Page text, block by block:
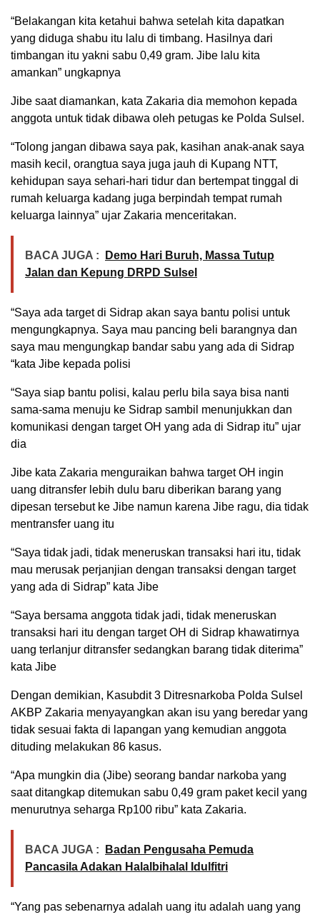
“Belakangan kita ketahui bahwa setelah kita dapatkan
yang diduga shabu itu lalu di timbang. Hasilnya dari
timbangan itu yakni sabu 0,49 gram. Jibe lalu kita
amankan” ungkapnya
Jibe saat diamankan, kata Zakaria dia memohon kepada
anggota untuk tidak dibawa oleh petugas ke Polda Sulsel.
“Tolong jangan dibawa saya pak, kasihan anak-anak saya
masih kecil, orangtua saya juga jauh di Kupang NTT,
kehidupan saya sehari-hari tidur dan bertempat tinggal di
rumah keluarga kadang juga berpindah tempat rumah
keluarga lainnya” ujar Zakaria menceritakan.
BACA JUGA :
Demo Hari Buruh, Massa Tutup
Jalan dan Kepung DRPD Sulsel
“Saya ada target di Sidrap akan saya bantu polisi untuk
mengungkapnya. Saya mau pancing beli barangnya dan
saya mau mengungkap bandar sabu yang ada di Sidrap
“kata Jibe kepada polisi
“Saya siap bantu polisi, kalau perlu bila saya bisa nanti
sama-sama menuju ke Sidrap sambil menunjukkan dan
komunikasi dengan target OH yang ada di Sidrap itu” ujar
dia
Jibe kata Zakaria menguraikan bahwa target OH ingin
uang ditransfer lebih dulu baru diberikan barang yang
dipesan tersebut ke Jibe namun karena Jibe ragu, dia tidak
mentransfer uang itu
“Saya tidak jadi, tidak meneruskan transaksi hari itu, tidak
mau merusak perjanjian dengan transaksi dengan target
yang ada di Sidrap” kata Jibe
“Saya bersama anggota tidak jadi, tidak meneruskan
transaksi hari itu dengan target OH di Sidrap khawatirnya
uang terlanjur ditransfer sedangkan barang tidak diterima”
kata Jibe
Dengan demikian, Kasubdit 3 Ditresnarkoba Polda Sulsel
AKBP Zakaria menyayangkan akan isu yang beredar yang
tidak sesuai fakta di lapangan yang kemudian anggota
dituding melakukan 86 kasus.
“Apa mungkin dia (Jibe) seorang bandar narkoba yang
saat ditangkap ditemukan sabu 0,49 gram paket kecil yang
menurutnya seharga Rp100 ribu” kata Zakaria.
BACA JUGA :
Badan Pengusaha Pemuda
Pancasila Adakan Halalbihalal Idulfitri
“Yang pas sebenarnya adalah uang itu adalah uang yang